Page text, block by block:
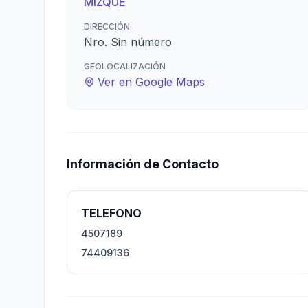
DIRECCIÓN
Nro. Sin número
GEOLOCALIZACIÓN
Ver en Google Maps
Información de Contacto
TELEFONO
4507189
74409136